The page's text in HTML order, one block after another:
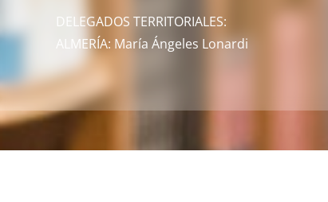
DELEGADOS TERRITORIALES:
ALMERÍA: María Ángeles Lonardi